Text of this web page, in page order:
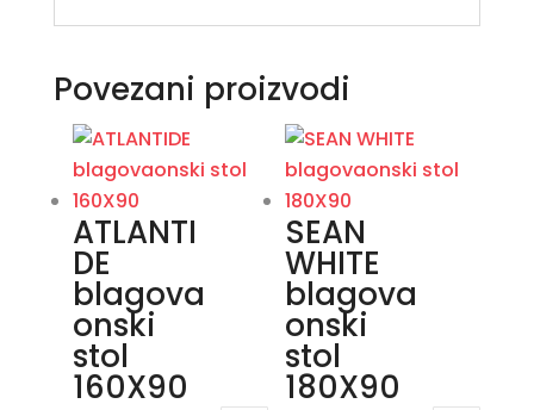
Povezani proizvodi
ATLANTI
DE
blagova
onski
stol
160X90
SEAN
WHITE
blagova
onski
stol
180X90